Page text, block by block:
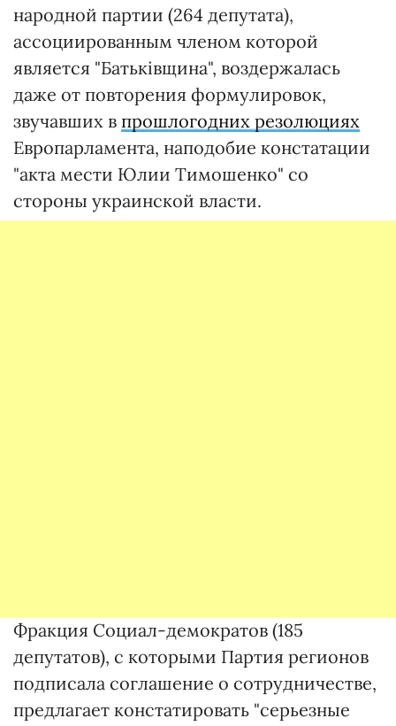
народной партии (264 депутата),
ассоциированным членом которой
является "Батьківщина", воздержалась
даже от повторения формулировок,
звучавших в прошлогодних резолюциях
Европарламента, наподобие констатации
"акта мести Юлии Тимошенко" со
стороны украинской власти.
Фракция Социал-демократов (185
депутатов), с которыми Партия регионов
подписала соглашение о сотрудничестве,
предлагает констатировать "серьезные